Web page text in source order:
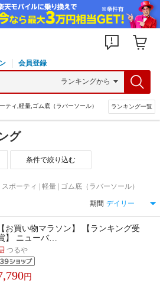
会員登録
ティ,軽量,ゴム底（ラバーソール） ランキング一覧
グ
条件で絞り込む
ポーティ | 軽量 | ゴム底（ラバーソール）
期間
【お買い物マラソン】 【ランキング受
】 ニューバ…
つるや
円